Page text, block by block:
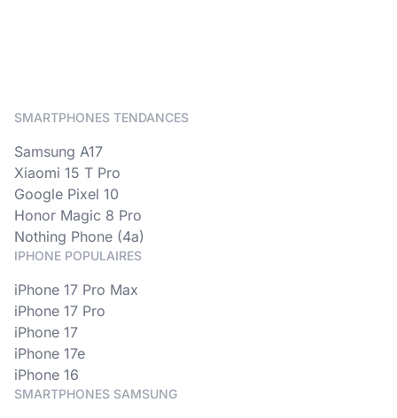
SMARTPHONES TENDANCES
Samsung A17
Xiaomi 15 T Pro
Google Pixel 10
Honor Magic 8 Pro
Nothing Phone (4a)
IPHONE POPULAIRES
iPhone 17 Pro Max
iPhone 17 Pro
iPhone 17
iPhone 17e
iPhone 16
SMARTPHONES SAMSUNG